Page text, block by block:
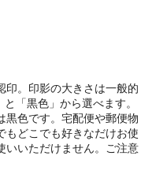
印。印影の大きさは一般的
「黒色」から選べます。
黒色です。宅配便や郵便物
もどこでも好きなだけお使
いいただけません。ご注意